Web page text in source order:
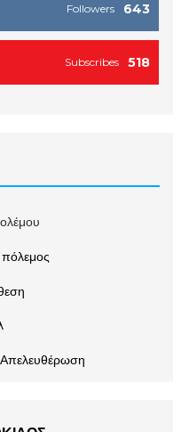
643
Followers
518
Subscribes
πόλεμος